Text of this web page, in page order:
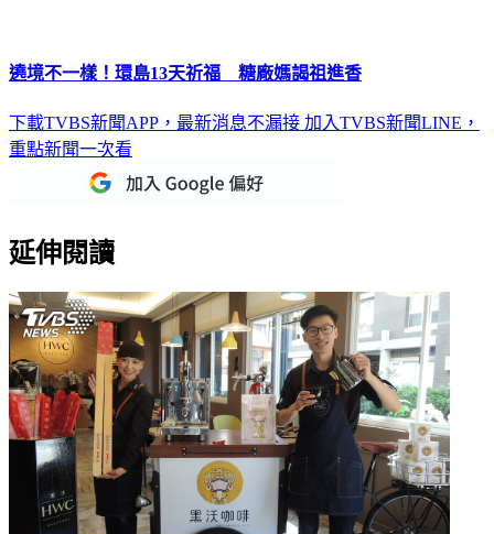
遶境不一樣！環島13天祈福 糖廠媽謁祖進香
下載TVBS新聞APP，最新消息不漏接 加入TVBS新聞LINE，
重點新聞一次看
延伸閱讀